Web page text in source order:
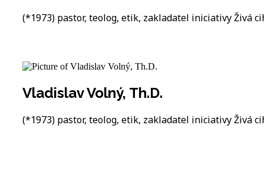
(*1973) pastor, teolog, etik, zakladatel iniciativy Živá
Vladislav Volný, Th.D.
(*1973) pastor, teolog, etik, zakladatel iniciativy Živá